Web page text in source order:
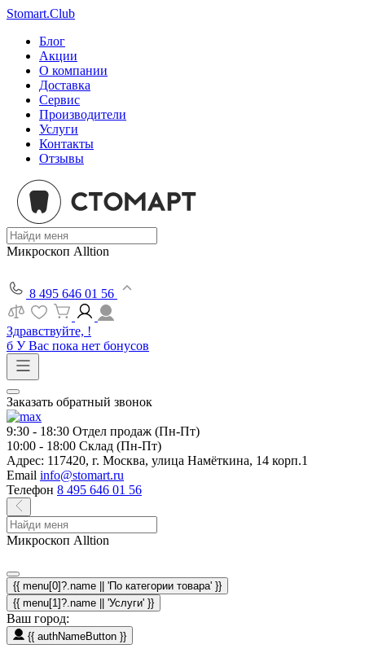
Stomart.Club
Блог
Акции
О компании
Доставка
Сервис
Производители
Услуги
Контакты
Отзывы
Микроскоп Alltion
8 495 646 01 56
Здравствуйте, !
б У Вас пока нет бонусов
Заказать обратный звонок
9:30 - 18:30 Отдел продаж (Пн-Пт)
10:00 - 18:00 Склад (Пн-Пт)
Адрес: 117420, г. Москва, улица Намёткина, 14 корп.1
Email info@stomart.ru
Телефон 8 495 646 01 56
Микроскоп Alltion
{{ menu[0]?.name || 'По категории товара' }}
{{ menu[1]?.name || 'Услуги' }}
Ваш город:
{{ authNameButton }}